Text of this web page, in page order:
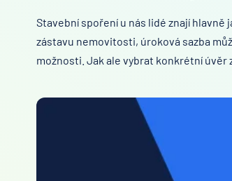
Stavební spoření u nás lidé znají
zástavu nemovitosti, úroková sazba
možnosti. Jak ale vybrat konkrétní úvěr